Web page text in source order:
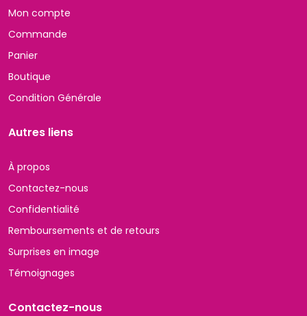
Mon compte
Commande
Panier
Boutique
Condition Générale
Autres liens
À propos
Contactez-nous
Confidentialité
Remboursements et de retours
Surprises en image
Témoignages
Contactez-nous